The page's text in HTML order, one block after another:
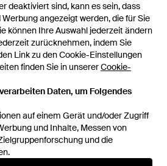
deaktiviert sind, kann es sein, dass
angezeigt werden, die für Sie
können Ihre Auswahl jederzeit ändern
zurücknehmen, indem Sie
Link zu den Cookie-Einstellungen
finden Sie in unsererCookie-
Daten, um Folgendes
auf einem Gerät und/oder Zugriff
und Inhalte, Messen von
und die
2